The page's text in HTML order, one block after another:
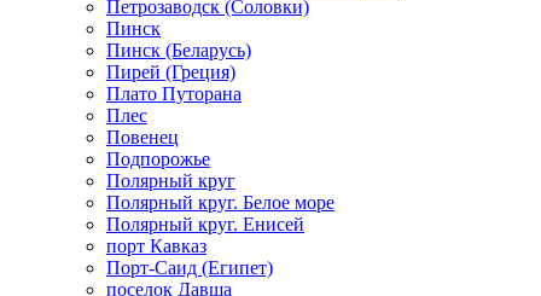
Петрозаводск (Соловки)
Пинск
Пинск (Беларусь)
Пирей (Греция)
Плато Путорана
Плес
Повенец
Подпорожье
Полярный круг
Полярный круг. Белое море
Полярный круг. Енисей
порт Кавказ
Порт-Саид (Египет)
поселок Давша